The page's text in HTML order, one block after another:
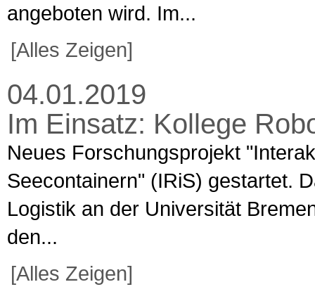
angeboten wird. Im...
[Alles Zeigen]
04.01.2019
Im Einsatz: Kollege
Neues Forschungsprojekt
Seecontainern" (IRiS) gestartet.
Logistik an der Universität
den...
[Alles Zeigen]